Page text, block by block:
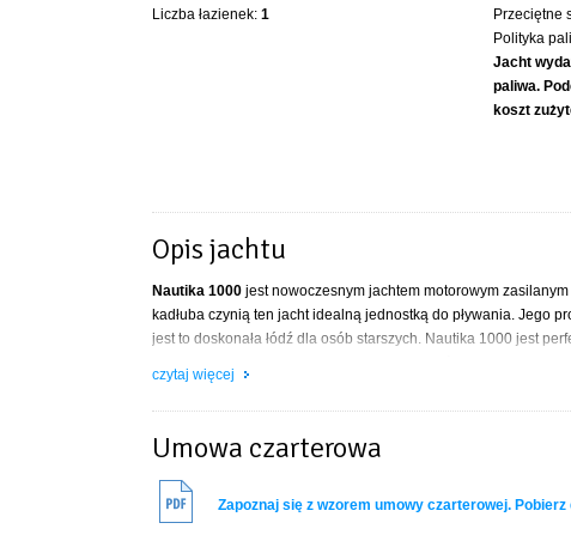
Liczba łazienek: 1
Przeciętne
Polityka
Jacht
paliwa.
koszt
Opis jachtu
Nautika 1000 jest nowoczesnym jachtem motorowym
kadłuba czynią ten jacht idealną jednostką do pływania. Jego
jest to doskonała łódź dla osób starszych. Nautika 1000 jest
słonecznego. Płetwy sterowe i ster strumieniowy zapewniają
– w dziobie – dwuosobowa, zamykana kabina sypialna
– w messie oprócz aneksu kuchennego doświetlonego
do spania po rozłożeniu kanapy, dwie szafy oraz kabina z
czytaj więcej
Umowa czarterowa
Zapoznaj się z wzorem umowy czarterowej.